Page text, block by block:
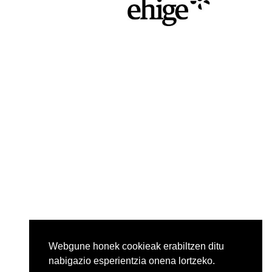
Webgune honek cookieak erabiltzen ditu
nabigazio esperientzia onena lortzeko.